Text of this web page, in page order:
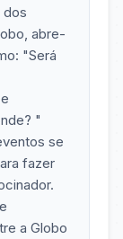
dos
abre-
"Será
"
se
fazer
a Globo